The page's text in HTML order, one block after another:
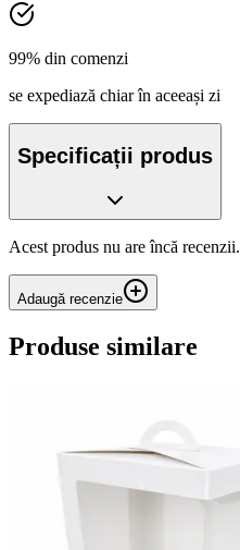
99% din comenzi
se expediază chiar în aceeași zi
Specificații produs
Acest produs nu are încă recenzii.
Adaugă recenzie
Produse similare